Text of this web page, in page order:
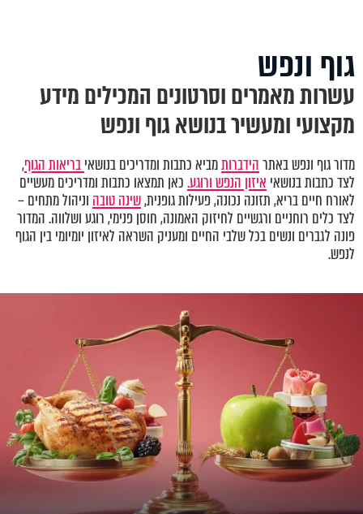
גוף ונפש
עשרות מאמרים וסרטונים המכילים מידע
מקצועי ומעשיר בנושא גוף ונפש
מדור גוף ונפש באתרהידברותמביא כתבות ומדריכים בנושאיבריאות הגוף,
לצד כתבות בנושאי איזון הנפש ורוגע.כאן תמצאו כתבות ומדריכים מעשיים
לאורח חיים בריא, תזונה נכונה, פעילות גופנית,שינה טובה וניהול מתחים –
לצד כלים רוחניים ורגשיים לחיזוק האמונה, חוסן פנימי, רוגע ושלווה. המדור
פונה לגברים ונשים בכל שלבי החיים ומעניק השראה לאיזון יומיומי בין הגוף
לנפש.